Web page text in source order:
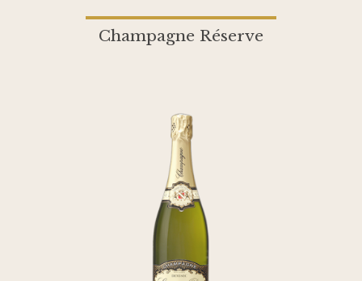
Champagne Réserve